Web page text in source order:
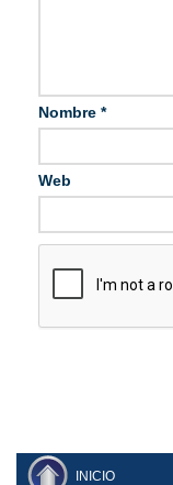
Nombre *
Web
INICIO